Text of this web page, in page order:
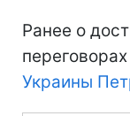
Ранее о
Украины